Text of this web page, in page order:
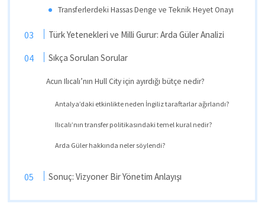
Transferlerdeki Hassas Denge ve Teknik Heyet Onayı
Türk Yetenekleri ve Milli Gurur: Arda Güler Analizi
Sıkça Sorulan Sorular
Acun Ilıcalı’nın Hull City için ayırdığı bütçe nedir?
Antalya’daki etkinlikte neden İngiliz taraftarlar ağırlandı?
Ilıcalı’nın transfer politikasındaki temel kural nedir?
Arda Güler hakkında neler söylendi?
Sonuç: Vizyoner Bir Yönetim Anlayışı